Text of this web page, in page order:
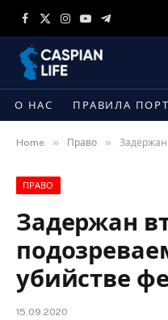
Facebook
X
Instagram
YouTubeTelegram
О НАС ПРАВИЛА
Home » Право » Задержан
ПРАВО
Задержан
убийстве
15.09.2020